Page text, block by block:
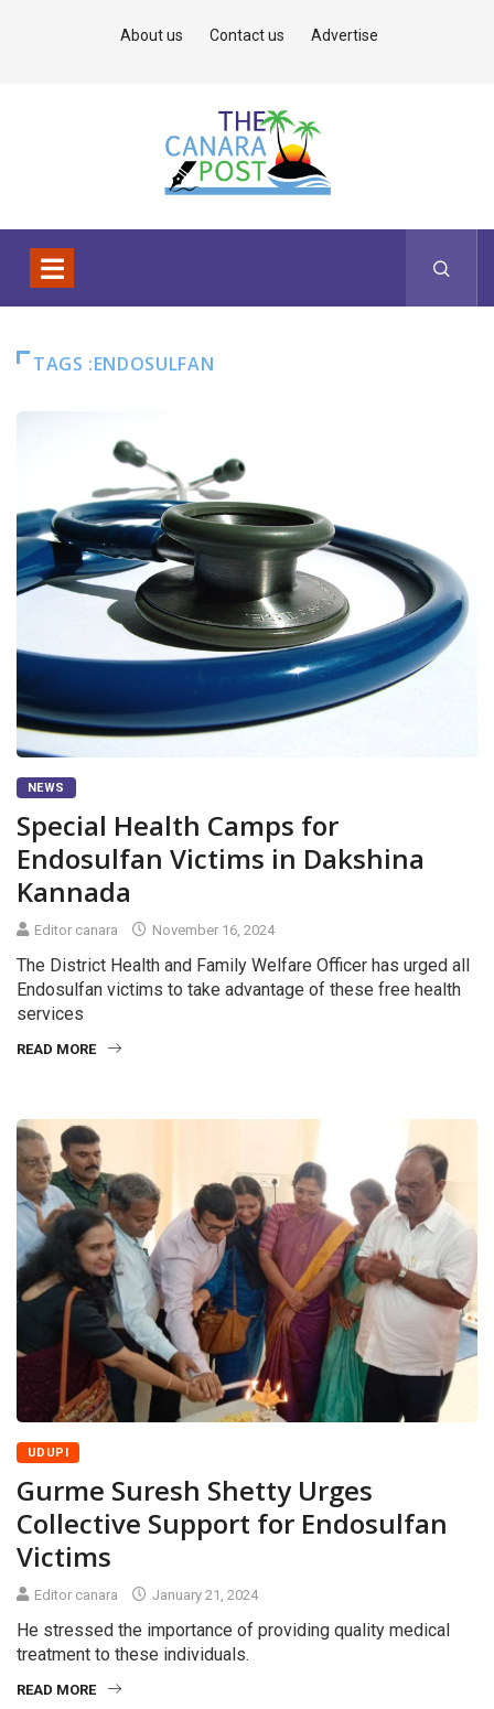
About us Contact us Advertise
TAGS :ENDOSULFAN
NEWS
Special Health Camps for
Endosulfan Victims in Dakshina
Kannada
Editor canara November 16, 2024
The District Health and Family Welfare Officer has urged all
Endosulfan victims to take advantage of these free health
services
READ MORE
UDUPI
Gurme Suresh Shetty Urges
Collective Support for Endosulfan
Victims
Editor canara January 21, 2024
He stressed the importance of providing quality medical
treatment to these individuals.
READ MORE